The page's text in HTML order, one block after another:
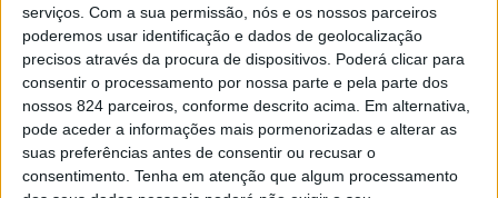
serviços. Com a sua permissão, nós e os nossos parceiros
poderemos usar identificação e dados de geolocalização
precisos através da procura de dispositivos. Poderá clicar para
consentir o processamento por nossa parte e pela parte dos
nossos 824 parceiros, conforme descrito acima. Em alternativa,
pode aceder a informações mais pormenorizadas e alterar as
suas preferências antes de consentir ou recusar o
consentimento. Tenha em atenção que algum processamento